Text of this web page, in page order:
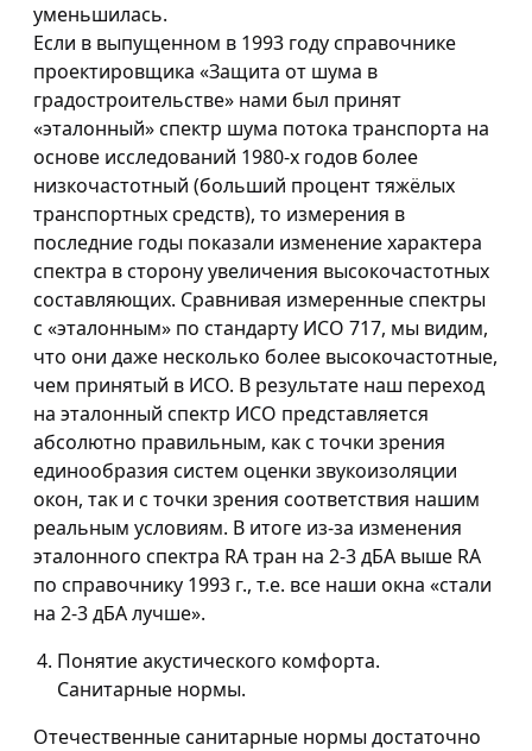
уменьшилась.
Если в выпущенном в 1993 году справочнике
проектировщика «Защита от шума в
градостроительстве» нами был принят
«эталонный» спектр шума потока транспорта на
основе исследований 1980-х годов более
низкочастотный (больший процент тяжёлых
транспортных средств), то измерения в
последние годы показали изменение характера
спектра в сторону увеличения высокочастотных
составляющих. Сравнивая измеренные спектры
с «эталонным» по стандарту ИСО 717, мы видим,
что они даже несколько более высокочастотные,
чем принятый в ИСО. В результате наш переход
на эталонный спектр ИСО представляется
абсолютно правильным, как с точки зрения
единообразия систем оценки звукоизоляции
окон, так и с точки зрения соответствия нашим
реальным условиям. В итоге из-за изменения
эталонного спектра RA тран на 2-3 дБА выше RA
по справочнику 1993 г., т.е. все наши окна «стали
на 2-3 дБА лучше».
Понятие акустического комфорта.
Санитарные нормы.
Отечественные санитарные нормы достаточно